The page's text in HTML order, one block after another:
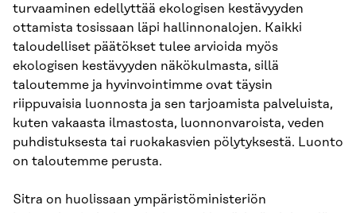
turvaaminen edellyttää ekologisen kestävyyden
ottamista tosissaan läpi hallinnonalojen. Kaikki
taloudelliset päätökset tulee arvioida myös
ekologisen kestävyyden näkökulmasta, sillä
taloutemme ja hyvinvointimme ovat täysin
riippuvaisia luonnosta ja sen tarjoamista palveluista,
kuten vakaasta ilmastosta, luonnonvaroista, veden
puhdistuksesta tai ruokakasvien pölytyksestä. Luonto
on taloutemme perusta.
Sitra on huolissaan ympäristöministeriön